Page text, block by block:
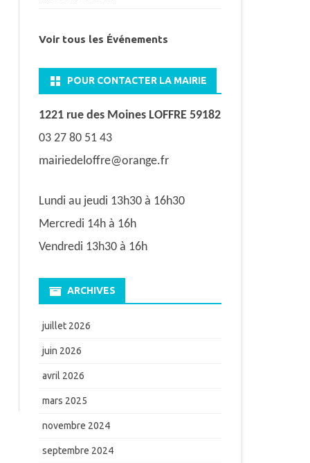
Voir tous les Événements
POUR CONTACTER LA MAIRIE
1221 rue des Moines LOFFRE 59182
03 27 80 51 43
mairiedeloffre@orange.fr
Lundi au jeudi 13h30 à 16h30
Mercredi 14h à 16h
Vendredi 13h30 à 16h
ARCHIVES
juillet 2026
juin 2026
avril 2026
mars 2025
novembre 2024
septembre 2024